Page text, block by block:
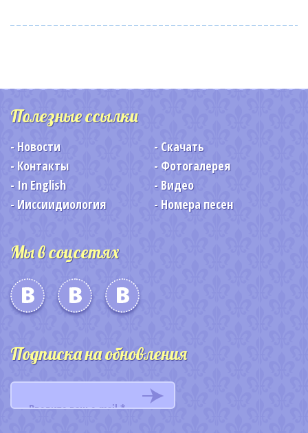
Полезные ссылки
Новости
Скачать
Контакты
Фотогалерея
In English
Видео
Ииссиидиология
Номера песен
Мы в соцсетях
Подписка на обновления